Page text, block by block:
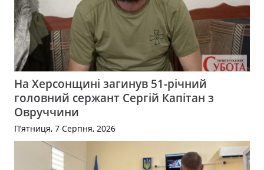
На Херсонщині загинув 51-річний
головний сержант Сергій Капітан з
Овруччини
П’ятниця, 7 Серпня, 2026